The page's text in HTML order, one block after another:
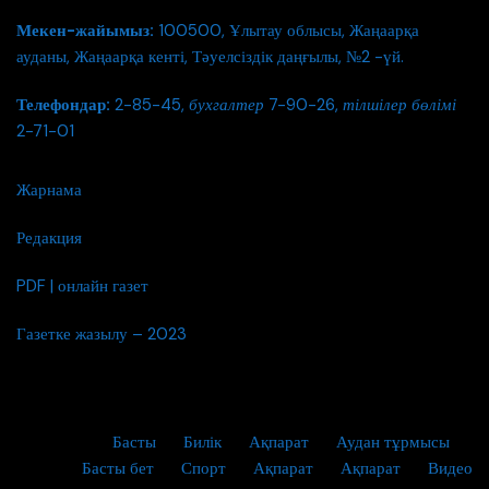
Мекен-жайымыз: 100500, Ұлытау облысы, Жаңаарқа
ауданы, Жаңаарқа кенті, Тәуелсіздік даңғылы, №2 -үй.
Телефондар: 2-85-45, бухгалтер 7-90-26, тілшілер бөлімі
2-71-01
Жарнама
Редакция
PDF | онлайн газет
Газетке жазылу – 2023
Басты Билік Ақпарат
Аудан тұрмысы
Басты бет
Спорт Ақпарат Ақпарат Видео